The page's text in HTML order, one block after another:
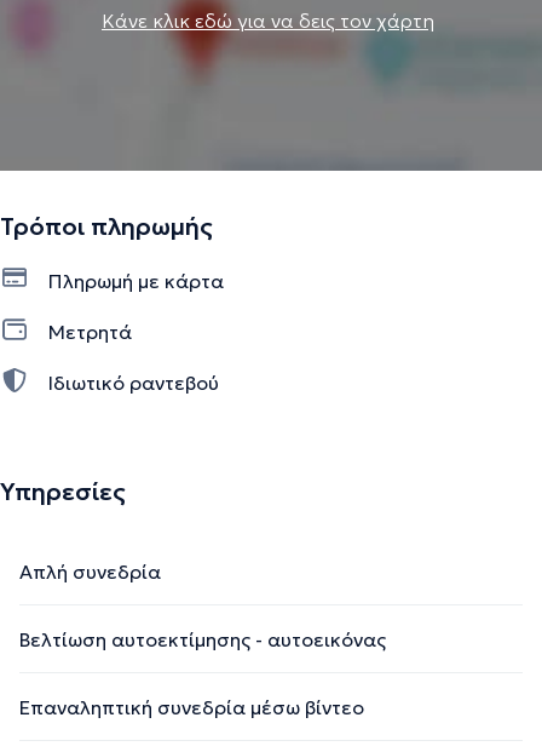
δωρεάν στο Spotify με τον τίτλο αυτό. Κάντε follow για
πολλές ενδιαφέρουσες συζητήσεις.
Κάνε κλικ εδώ για να δεις τον χάρτη
Τρόποι πληρωμής
Πληρωμή με κάρτα
Μετρητά
Ιδιωτικό ραντεβού
Υπηρεσίες
Απλή συνεδρία
Βελτίωση αυτοεκτίμησης - αυτοεικόνας
Επαναληπτική συνεδρία μέσω βίντεο